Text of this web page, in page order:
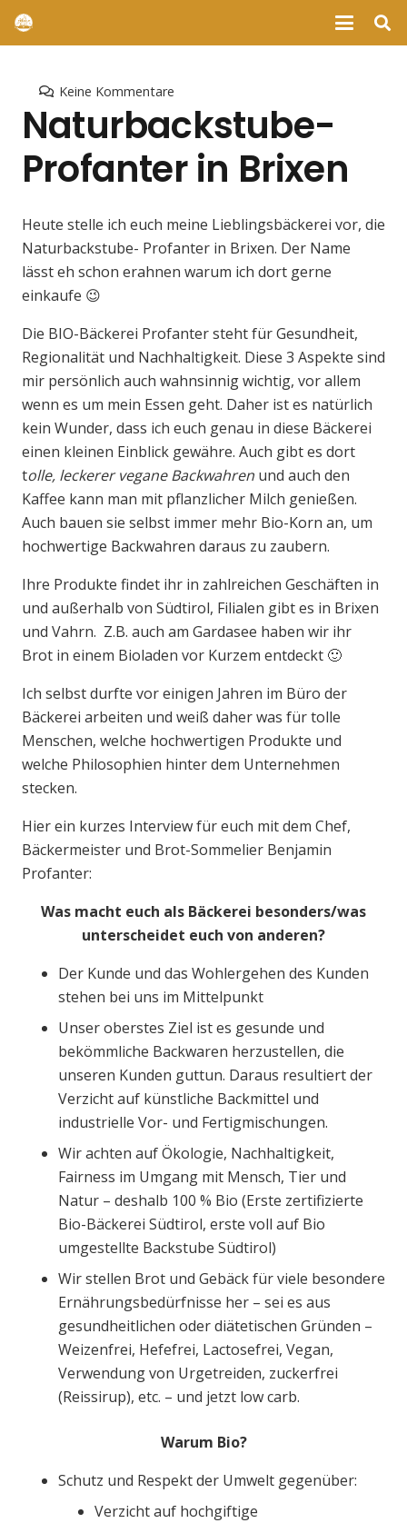
Keine Kommentare
Naturbackstube-
Profanter in Brixen
Heute stelle ich euch meine Lieblingsbäckerei vor, die
Naturbackstube- Profanter in Brixen. Der Name
lässt eh schon erahnen warum ich dort gerne
einkaufe 😉
Die BIO-Bäckerei Profanter steht für Gesundheit,
Regionalität und Nachhaltigkeit. Diese 3 Aspekte sind
mir persönlich auch wahnsinnig wichtig, vor allem
wenn es um mein Essen geht. Daher ist es natürlich
kein Wunder, dass ich euch genau in diese Bäckerei
einen kleinen Einblick gewähre. Auch gibt es dort
tolle, leckerer vegane Backwahren und auch den
Kaffee kann man mit pflanzlicher Milch genießen.
Auch bauen sie selbst immer mehr Bio-Korn an, um
hochwertige Backwahren daraus zu zaubern.
Ihre Produkte findet ihr in zahlreichen Geschäften in
und außerhalb von Südtirol, Filialen gibt es in Brixen
und Vahrn. Z.B. auch am Gardasee haben wir ihr
Brot in einem Bioladen vor Kurzem entdeckt 🙂
Ich selbst durfte vor einigen Jahren im Büro der
Bäckerei arbeiten und weiß daher was für tolle
Menschen, welche hochwertigen Produkte und
welche Philosophien hinter dem Unternehmen
stecken.
Hier ein kurzes Interview für euch mit dem Chef,
Bäckermeister und Brot-Sommelier Benjamin
Profanter:
Was macht euch als Bäckerei besonders/was
unterscheidet euch von anderen?
Der Kunde und das Wohlergehen des Kunden
stehen bei uns im Mittelpunkt
Unser oberstes Ziel ist es gesunde und
bekömmliche Backwaren herzustellen, die
unseren Kunden guttun. Daraus resultiert der
Verzicht auf künstliche Backmittel und
industrielle Vor- und Fertigmischungen.
Wir achten auf Ökologie, Nachhaltigkeit,
Fairness im Umgang mit Mensch, Tier und
Natur – deshalb 100 % Bio (Erste zertifizierte
Bio-Bäckerei Südtirol, erste voll auf Bio
umgestellte Backstube Südtirol)
Wir stellen Brot und Gebäck für viele besondere
Ernährungsbedürfnisse her – sei es aus
gesundheitlichen oder diätetischen Gründen –
Weizenfrei, Hefefrei, Lactosefrei, Vegan,
Verwendung von Urgetreiden, zuckerfrei
(Reissirup), etc. – und jetzt low carb.
Warum Bio?
Schutz und Respekt der Umwelt gegenüber:
Verzicht auf hochgiftige